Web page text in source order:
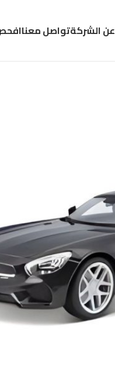
عن الشركةتواصل معنا